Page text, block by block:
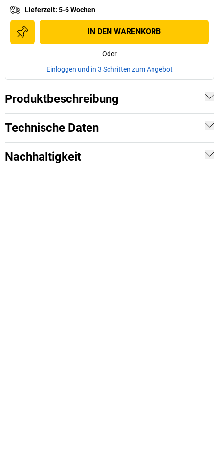
Lieferzeit: 5-6 Wochen
IN DEN WARENKORB
Oder
Einloggen und in 3 Schritten zum Angebot
Produktbeschreibung
Technische Daten
Nachhaltigkeit